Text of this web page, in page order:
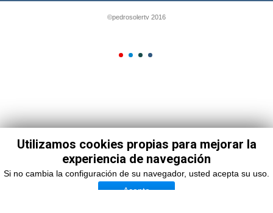
Utilizamos cookies propias para mejorar la
experiencia de navegación
Si no cambia la configuración de su navegador, usted acepta su uso.
Acepto
©pedrosolertv 2016